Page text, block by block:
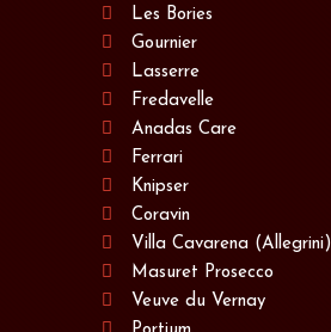
Les Bories
Gournier
Lasserre
Fredavelle
Anadas Care
Ferrari
Knipser
Coravin
Villa Cavarena (Allegrini)
Masuret Prosecco
Veuve du Vernay